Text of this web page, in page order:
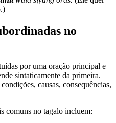
no
por uma oração principal e
sintaticamente da primeira.
causas, consequências,
comuns no tagalo incluem: